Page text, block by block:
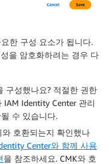
한 구성 요소가 됩니다.
을 암호화하려는 경우 다
구성했나요? 적절한 권한
IAM Identity Center 관리
수 있습니다.
호환되는지 확인했나
Center와 함께 사용
을 참조하세요. CMK와 호